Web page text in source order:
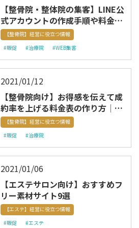
【整骨院・整体院の集客】LINE公
式アカウントの作成手順や料金に
ついて詳しく解説
【整骨院】経営に役立つ情報
#販促
#治療院 #WEB集客
2021/01/12
【整骨院向け】お得感を伝えて成
約率を上げる料金表の作り方│無
料テンプレート付き
【整骨院】経営に役立つ情報
#販促
#治療院
2021/01/06
【エステサロン向け】おすすめフ
リー素材サイト9選
【エステ】経営に役立つ情報
#販促
#エステ